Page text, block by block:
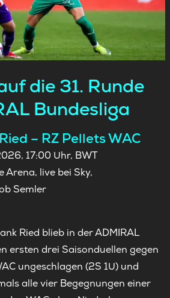
die 31. Runde
Bundesliga
– RZ Pellets WAC
17:00 Uhr, BWT
Arena, live bei Sky,
Semler
Ried blieb in der ADMIRAL
ersten drei Saisonduellen gegen
ungeschlagen (2S 1U) und
alle vier Begegnungen einer